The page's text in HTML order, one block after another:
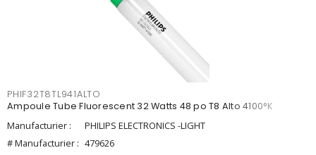
PHIF32T8TL941ALTO
Ampoule Tube Fluorescent 32 Watts 48 po T8 Alto 4100°K
Manufacturier :
PHILIPS ELECTRONICS -LIGHT
# Manufacturier : 479626